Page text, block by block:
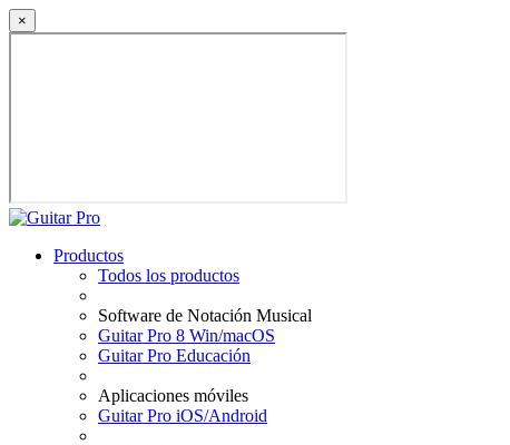
×
Productos
Todos los productos
Software de Notación Musical
Guitar Pro 8 Win/macOS
Guitar Pro Educación
Aplicaciones móviles
Guitar Pro iOS/Android